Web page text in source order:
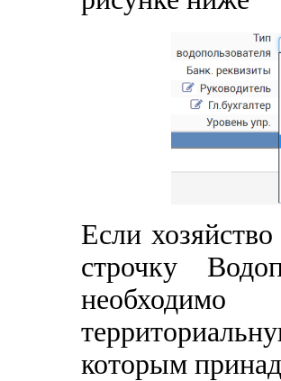
Если
строчку
необходимо
которым